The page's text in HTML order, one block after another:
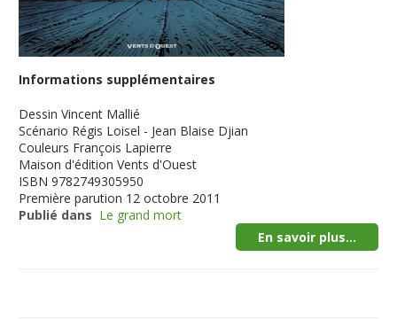
Informations supplémentaires
Dessin Vincent Mallié
Scénario Régis Loisel - Jean Blaise Djian
Couleurs François Lapierre
Maison d'édition Vents d'Ouest
ISBN 9782749305950
Première parution 12 octobre 2011
Publié dans Le grand mort
En savoir plus...